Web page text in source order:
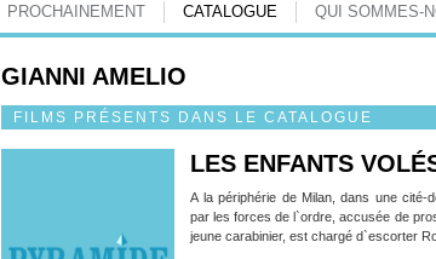
PROCHAINEMENT CATALOGUE QUI SOMMES-
GIANNI AMELIO
FILMS PRÉSENTS DANS LE CATALOGUE
LES ENFANTS
A la périphérie de Milan, dans une cité-
par les forces de l`ordre, accusée de
jeune carabinier, est chargé d`escorter